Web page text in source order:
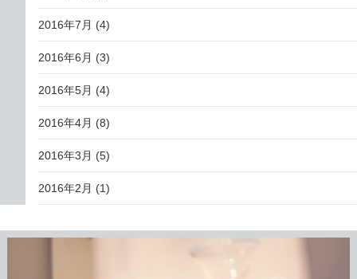
2016年7月 (4)
2016年6月 (3)
2016年5月 (4)
2016年4月 (8)
2016年3月 (5)
2016年2月 (1)